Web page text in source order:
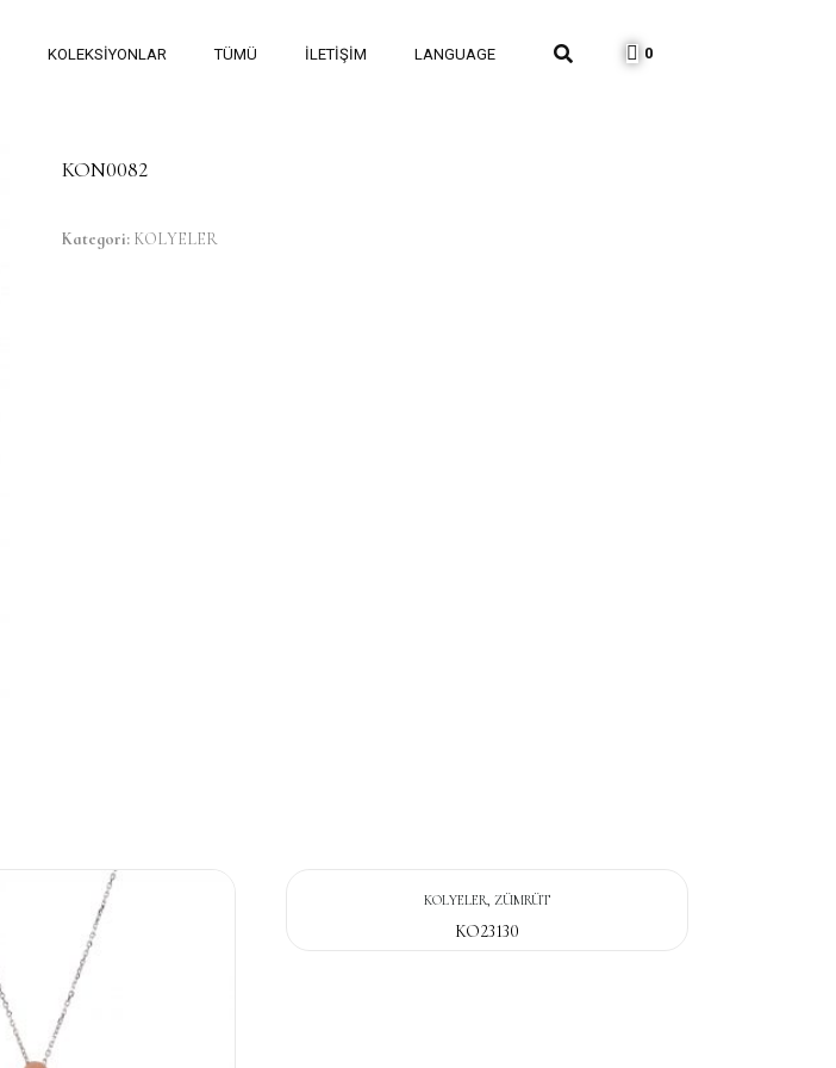
KOLEKSİYONLAR TÜMÜ İLETIŞIM LANGUAGE 0
KON0082
Kategori: KOLYELER
KOLYELER, ZÜMRÜT
KO23130